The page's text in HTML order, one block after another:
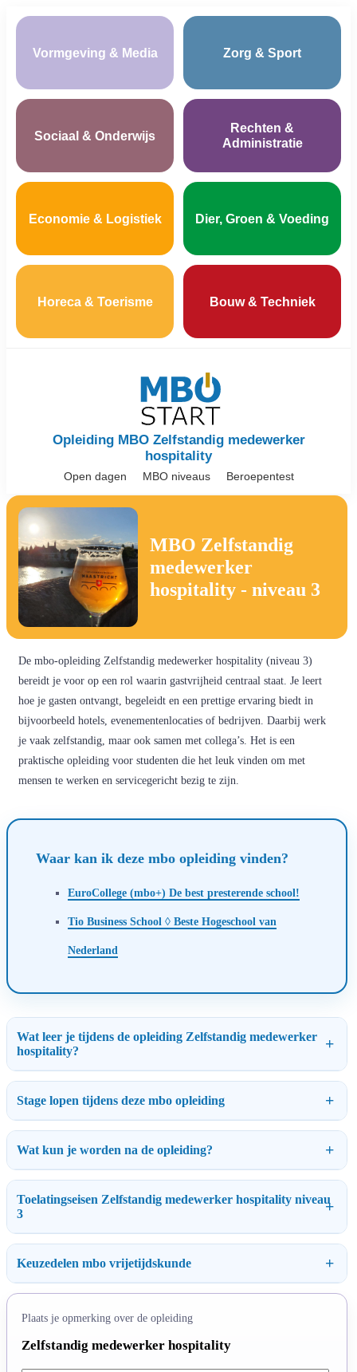
Vormgeving & Media Zorg & Sport
Sociaal & Onderwijs
Rechten &
Administratie
Economie & Logistiek Dier, Groen & Voeding
Horeca & Toerisme Bouw & Techniek
Opleiding MBO Zelfstandig medewerker
hospitality
Open dagen MBO niveaus Beroepentest
MBO Zelfstandig
medewerker
hospitality - niveau 3
De mbo-opleiding Zelfstandig medewerker hospitality (niveau 3)
bereidt je voor op een rol waarin gastvrijheid centraal staat. Je leert
hoe je gasten ontvangt, begeleidt en een prettige ervaring biedt in
bijvoorbeeld hotels, evenementenlocaties of bedrijven. Daarbij werk
je vaak zelfstandig, maar ook samen met collega’s. Het is een
praktische opleiding voor studenten die het leuk vinden om met
mensen te werken en servicegericht bezig te zijn.
Waar kan ik deze mbo opleiding vinden?
EuroCollege (mbo+) De best presterende school!
Tio Business School ◊ Beste Hogeschool van
Nederland
Wat leer je tijdens de opleiding Zelfstandig medewerker
hospitality?
Stage lopen tijdens deze mbo opleiding
Wat kun je worden na de opleiding?
Toelatingseisen Zelfstandig medewerker hospitality niveau
3
Keuzedelen mbo vrijetijdskunde
Plaats je opmerking over de opleiding
Zelfstandig medewerker hospitality